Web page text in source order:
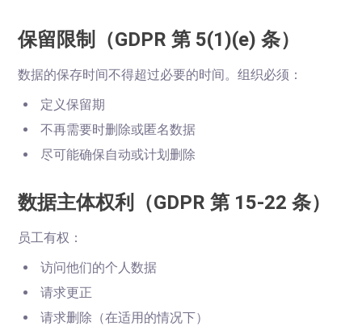
保留限制（GDPR 第 5(1)(e) 条）
数据的保存时间不得超过必要的时间。组织必须：
定义保留期
不再需要时删除或匿名数据
尽可能确保自动或计划删除
数据主体权利（GDPR 第 15-22 条）
员工有权：
访问他们的个人数据
请求更正
请求删除（在适用的情况下）